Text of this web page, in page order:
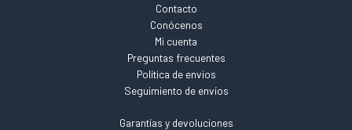
Contacto
Conócenos
Mi cuenta
Preguntas frecuentes
Política de envios
Seguimiento de envíos
Garantías y devoluciones